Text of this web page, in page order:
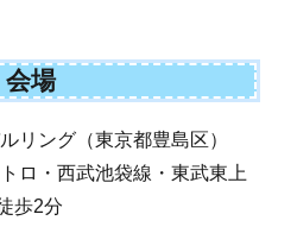
会場
リング（東京都豊島区）
ロ・西武池袋線・東武東上
歩2分